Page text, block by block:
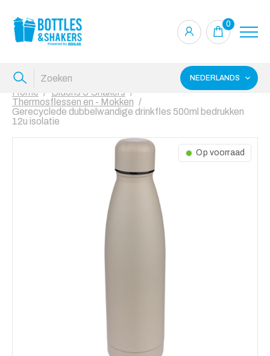
0
NEDERLANDS
Home
Bidons & Shakers
Thermosflessen en - Mokken
Gerecyclede dubbelwandige drinkfles 500ml bedrukken
12u isolatie
Op voorraad